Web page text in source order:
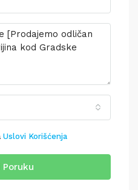
Uslovi Korišćenja
Poruku